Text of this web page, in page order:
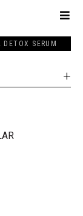
DETOX SERUM